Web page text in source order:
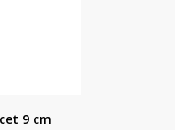
9 cm